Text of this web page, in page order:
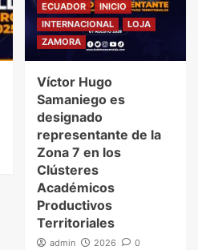
ECUADOR
INICIO
INTERNACIONAL
LOJA
ZAMORA
Víctor Hugo
Samaniego es
designado
representante de la
Zona 7 en los
Clústeres
Académicos
Productivos
Territoriales
admin 2026 0